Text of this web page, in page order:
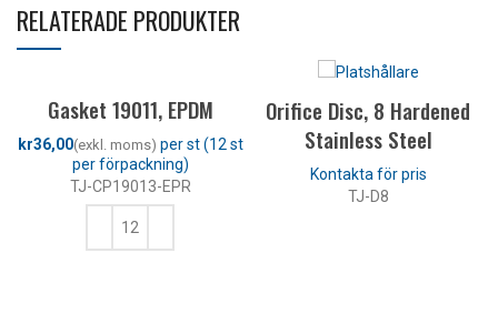
RELATERADE PRODUKTER
Gasket 19011, EPDM
kr
TJ-CP19013-EPR
Orifice Disc, 8 Hardened
Stainless Steel
TJ-D8